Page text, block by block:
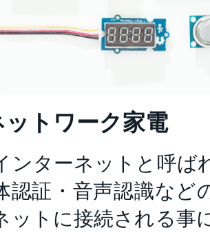
ットワーク家電
ンターネットと呼ば
認証・音声認識など
ットに接続される事